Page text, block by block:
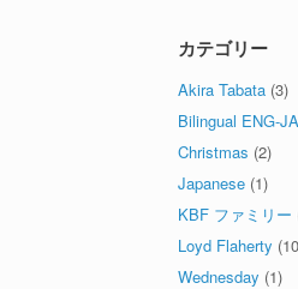
カテゴリー
Akira Tabata (3)
Bilingual ENG-
Christmas (2)
Japanese (1)
KBF ファミリー
Loyd Flaherty
Wednesday (1)